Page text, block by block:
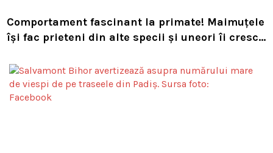
Comportament fascinant la primate! Maimuțele
își fac prieteni din alte specii și uneori îi cresc